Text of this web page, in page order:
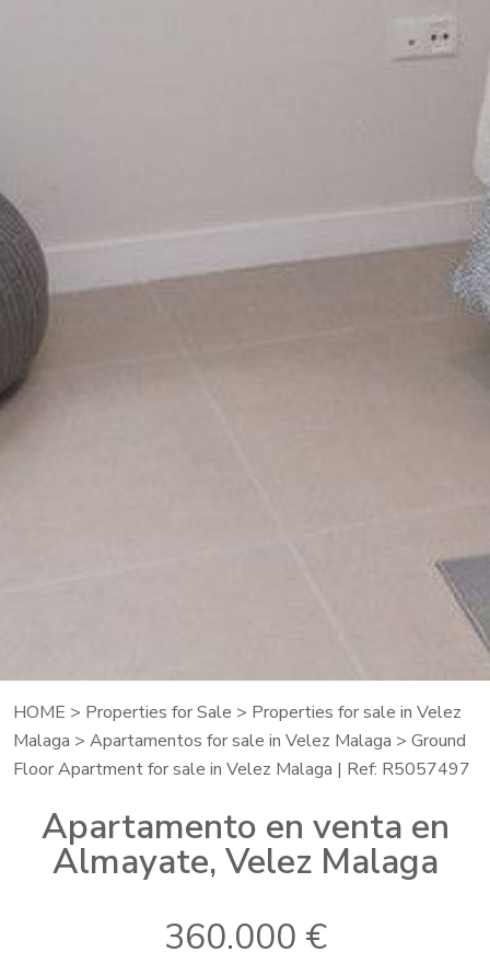
HOME > Properties for Sale > Properties for sale in Velez
Malaga > Apartamentos for sale in Velez Malaga > Ground
Floor Apartment for sale in Velez Malaga | Ref: R5057497
Apartamento en venta en
Almayate, Velez Malaga
360.000 €